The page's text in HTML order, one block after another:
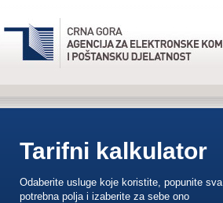
Tarifni kalkulator
Odaberite usluge koje koristite, popunite sva
potrebna polja i izaberite za sebe ono